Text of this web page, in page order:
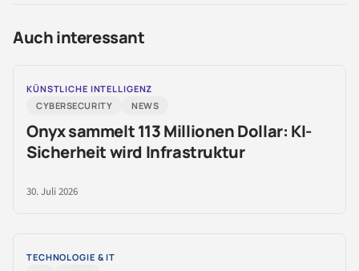
Auch interessant
KÜNSTLICHE INTELLIGENZ
CYBERSECURITY
NEWS
Onyx sammelt 113 Millionen Dollar: KI-
Sicherheit wird Infrastruktur
30. Juli 2026
TECHNOLOGIE & IT